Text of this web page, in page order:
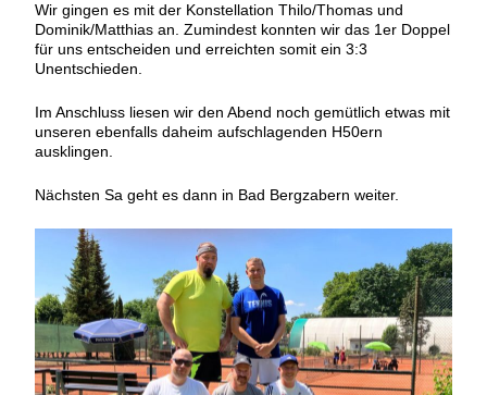
Wir gingen es mit der Konstellation Thilo/Thomas und
Dominik/Matthias an. Zumindest konnten wir das 1er Doppel
für uns entscheiden und erreichten somit ein 3:3
Unentschieden.
Im Anschluss liesen wir den Abend noch gemütlich etwas mit
unseren ebenfalls daheim aufschlagenden H50ern
ausklingen.
Nächsten Sa geht es dann in Bad Bergzabern weiter.